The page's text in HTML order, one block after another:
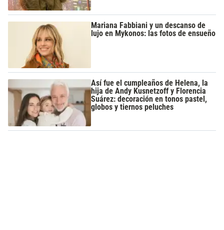
Mariana Fabbiani y un descanso de
lujo en Mykonos: las fotos de ensueño
Así fue el cumpleaños de Helena, la
hija de Andy Kusnetzoff y Florencia
Suárez: decoración en tonos pastel,
globos y tiernos peluches